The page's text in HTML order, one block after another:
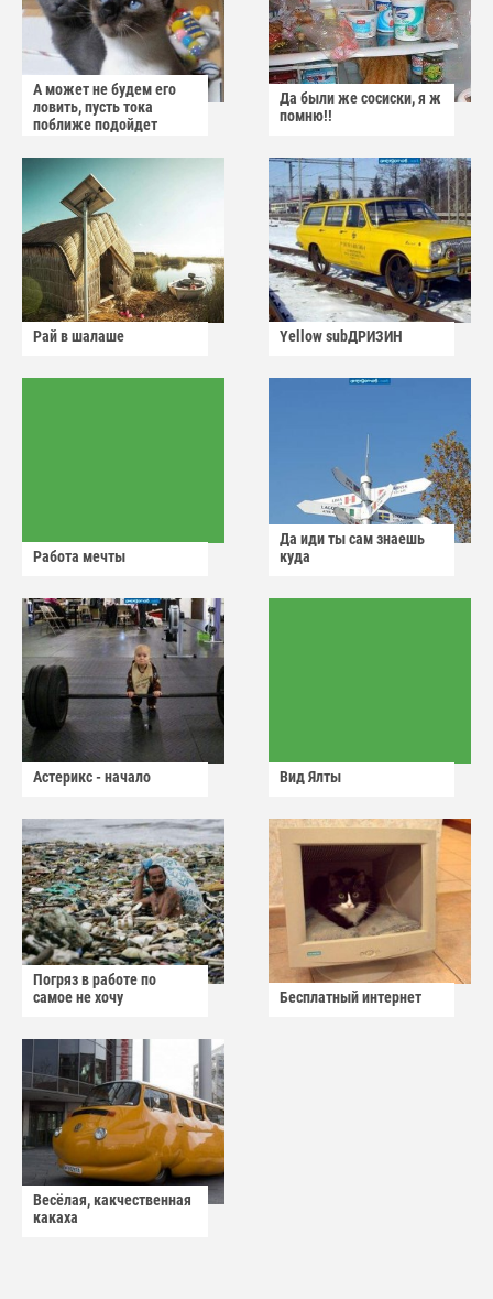
А может не будем его
ловить, пусть тока
поближе подойдет
Да были же сосиски, я ж
помню!!
Рай в шалаше Yellow subДРИЗИН
Работа мечты
Да иди ты сам знаешь
куда
Астерикс - начало Вид Ялты
Погряз в работе по
самое не хочу
Бесплатный интернет
Весёлая, какчественная
какаха